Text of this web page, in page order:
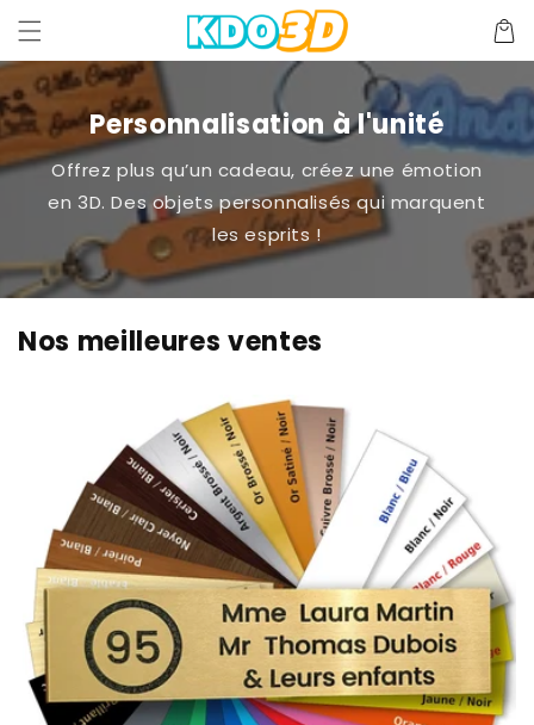
passer
au
contenu
Panier
Personnalisation à l'unité
Offrez plus qu’un cadeau, créez une émotion
en 3D. Des objets personnalisés qui marquent
les esprits !
Nos meilleures ventes